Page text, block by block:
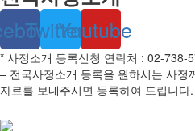
TwitterYoutube
* 사정소개 등록신청 연락처 : 02-738-
– 전국사정소개 등록을 원하시는 사정
자료를 보내주시면 등록하여 드립니다.